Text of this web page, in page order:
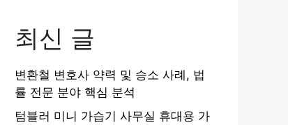
최신 글
변환철 변호사 약력 및 승소 사례, 법
률 전문 분야 핵심 분석
텀블러 미니 가습기 사무실 휴대용 가